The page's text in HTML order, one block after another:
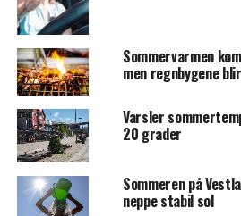
Sommervarmen
men regnbygene
Varsler
20 grader
Sommeren på
neppe stabil sol